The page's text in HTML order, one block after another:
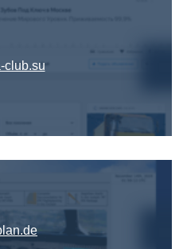
club.su